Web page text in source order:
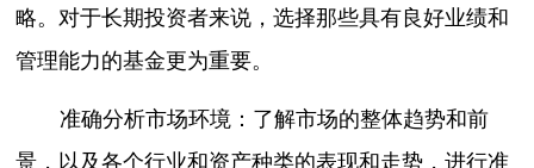
略。对于长期投资者来说，选择那些具有良好业绩和
管理能力的基金更为重要。
准确分析市场环境：了解市场的整体趋势和前
景，以及各个行业和资产种类的表现和走势，进行准